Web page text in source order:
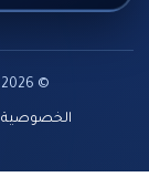
©
2026
الخصوصية